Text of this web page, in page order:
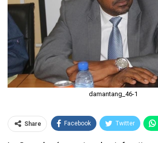
damantang_46-1
Share Facebook Twitter